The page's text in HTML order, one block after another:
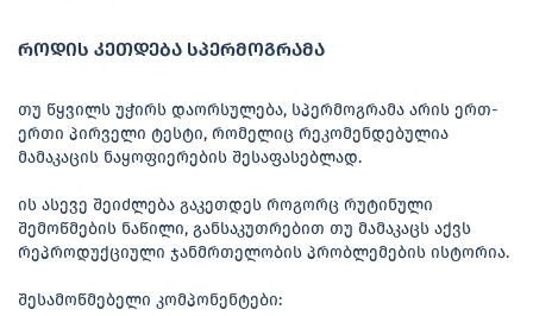
როდის კეთდება სპერმოგრამა
თუ წყვილს უჭირს დაორსულება, სპერმოგრამა არის ერთ-
ერთი პირველი ტესტი, რომელიც რეკომენდებულია
მამაკაცის ნაყოფიერების შესაფასებლად.
ის ასევე შეიძლება გაკეთდეს როგორც რუტინული
შემოწმების ნაწილი, განსაკუთრებით თუ მამაკაცს აქვს
რეპროდუქციული ჯანმრთელობის პრობლემების ისტორია.
შესამოწმებელი კომპონენტები: